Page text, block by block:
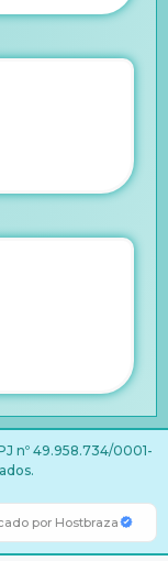
nº 49.958.734/0001-